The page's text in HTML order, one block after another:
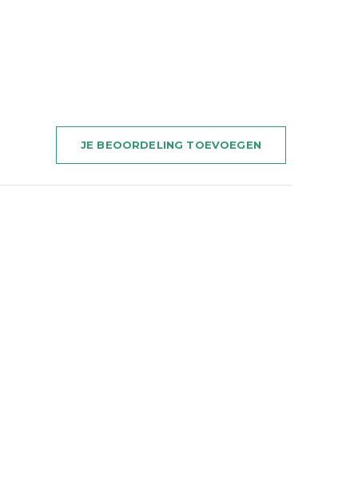
JE BEOORDELING TOEVOEGEN